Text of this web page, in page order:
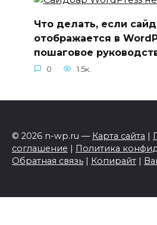
Что делать, если
отображается в
пошаговое
0 1.5к.
© 2026 n-wp.ru — Карта сайта
соглашение
Политика
Обратная связь
Копирайт